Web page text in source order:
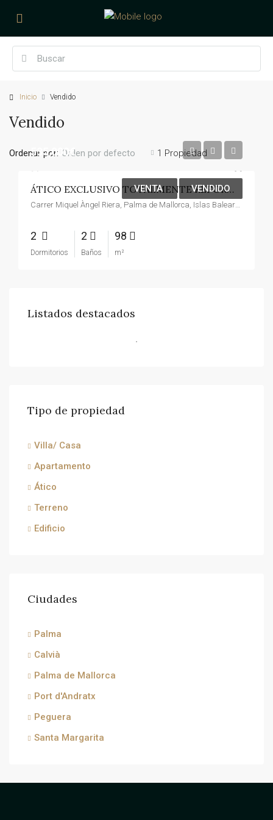
Inicio Vendido
Vendido
1 Propiedad
Ordenar por: Orden por defecto
VENTA VENDIDO
535,000€
ÁTICO EXCLUSIVO TOTALMENTE REFORMADO CON AMPLIA TERRAZA EN LA ZONA PLAZA DE TOROS DE PALMA – VESTA REAL ESTATE
Carrer Miquel Àngel Riera, Palma de Mallorca, Islas Baleares, 07004, España
2
Dormitorios
2
Baños
98
m²
Listados destacados
Tipo de propiedad
Villa/ Casa
Apartamento
Ático
Terreno
Edificio
Ciudades
Palma
Calvià
Palma de Mallorca
Port d'Andratx
Peguera
Santa Margarita